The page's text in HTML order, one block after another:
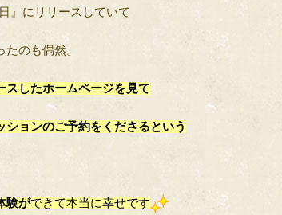
』にリリースしていて
のも偶然。
スしたホームページを見て
ションのご予約をくださるという
験ができて本当に幸せです